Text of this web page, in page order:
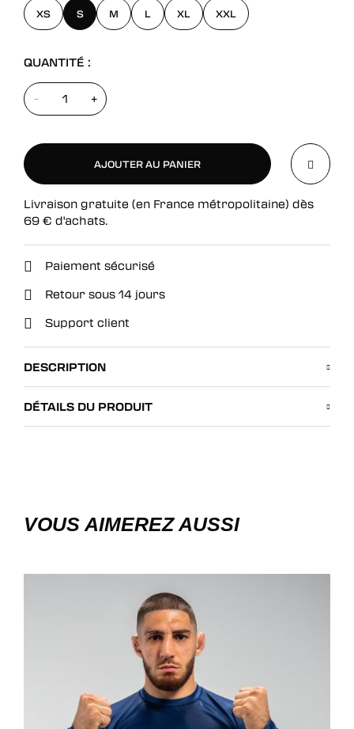
XS S M L XL XXL
QUANTITÉ :
- +
AJOUTER AU PANIER
AJOUTER AU PANIER
Livraison gratuite (en France métropolitaine) dès
69 € d'achats.
Paiement sécurisé
Retour sous 14 jours
Support client
DESCRIPTION
DÉTAILS DU PRODUIT
VOUS AIMEREZ AUSSI